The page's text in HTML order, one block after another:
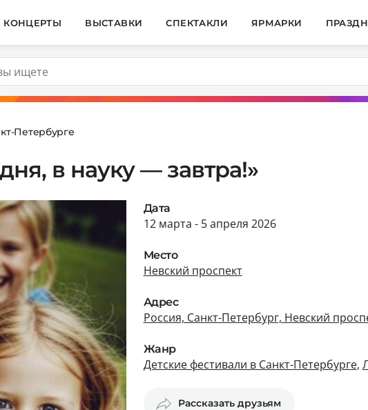
КОНЦЕРТЫ ВЫСТАВКИ СПЕКТАКЛИ ЯРМАРКИ
Петербурге
в науку — завтра!»
Дата
12 марта - 5 апреля 2026
Место
Невский проспект
Адрес
Россия, Санкт-Петербург, Невский
Жанр
Детские фестивали в Санкт-Петербурге,
Рассказать друзьям